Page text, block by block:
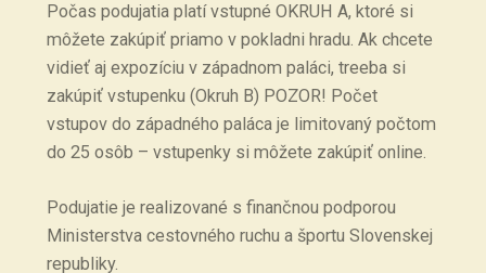
Počas podujatia platí vstupné OKRUH A, ktoré si
môžete zakúpiť priamo v pokladni hradu. Ak chcete
vidieť aj expozíciu v západnom paláci, treeba si
zakúpiť vstupenku (Okruh B) POZOR! Počet
vstupov do západného paláca je limitovaný počtom
do 25 osôb – vstupenky si môžete zakúpiť online.
Podujatie je realizované s finančnou podporou
Ministerstva cestovného ruchu a športu Slovenskej
republiky.